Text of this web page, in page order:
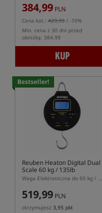
384,99 PLN
Cena kat.: 429,99 / -10%
Min. cena z 30 dni przed
obniżką: 384.99
KUP
Bestseller!
Reuben Heaton Digital Dual
Scale 60 kg / 135lb
Waga Elektroniczna do 60 kg / 135lb
519,99 PLN
otrzymujesz 3,95 pkt